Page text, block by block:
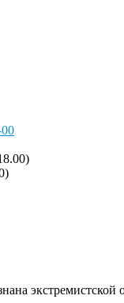
экстремистской